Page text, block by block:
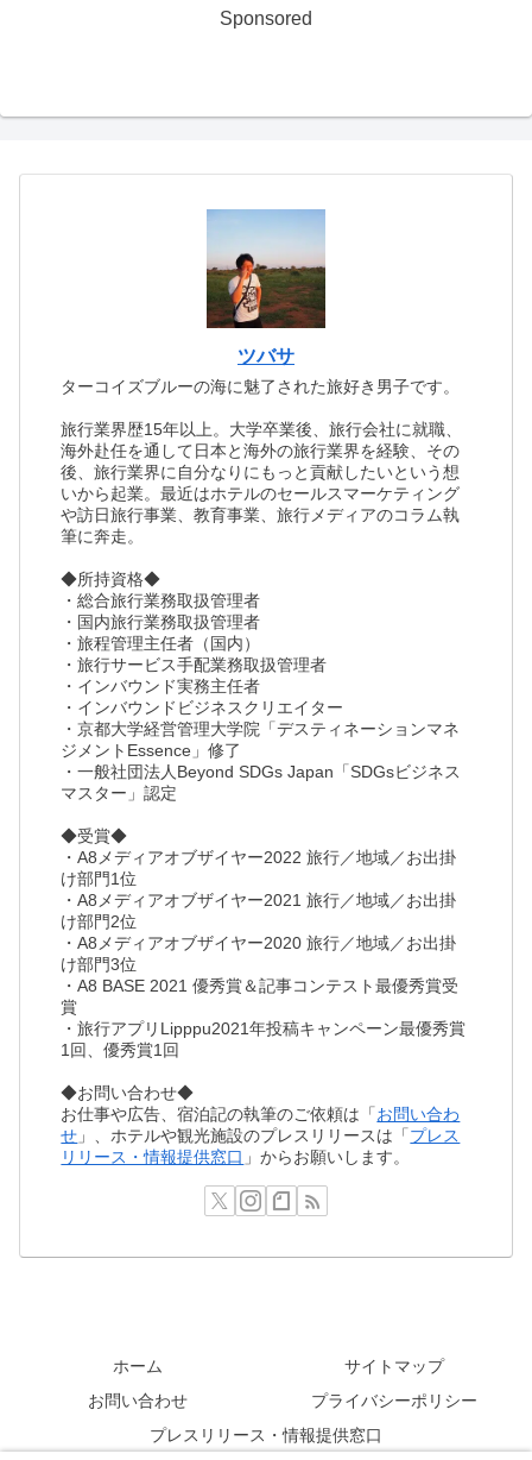
Sponsored
ツバサ
ターコイズブルーの海に魅了された旅好き男子です。
旅行業界歴15年以上。大学卒業後、旅行会社に就職、
海外赴任を通して日本と海外の旅行業界を経験、その
後、旅行業界に自分なりにもっと貢献したいという想
いから起業。最近はホテルのセールスマーケティング
や訪日旅行事業、教育事業、旅行メディアのコラム執
筆に奔走。
◆所持資格◆
・総合旅行業務取扱管理者
・国内旅行業務取扱管理者
・旅程管理主任者（国内）
・旅行サービス手配業務取扱管理者
・インバウンド実務主任者
・インバウンドビジネスクリエイター
・京都大学経営管理大学院「デスティネーションマネ
ジメントEssence」修了
・一般社団法人Beyond SDGs Japan「SDGsビジネス
マスター」認定
◆受賞◆
・A8メディアオブザイヤー2022 旅行／地域／お出掛
け部門1位
・A8メディアオブザイヤー2021 旅行／地域／お出掛
け部門2位
・A8メディアオブザイヤー2020 旅行／地域／お出掛
け部門3位
・A8 BASE 2021 優秀賞＆記事コンテスト最優秀賞受
賞
・旅行アプリLipppu2021年投稿キャンペーン最優秀賞
1回、優秀賞1回
◆お問い合わせ◆
お仕事や広告、宿泊記の執筆のご依頼は「お問い合わ
せ 」、ホテルや観光施設のプレスリリースは「プレス
リリース・情報提供窓口 」からお願いします。
ホーム
サイトマップ
お問い合わせ
プライバシーポリシー
プレスリリース・情報提供窓口